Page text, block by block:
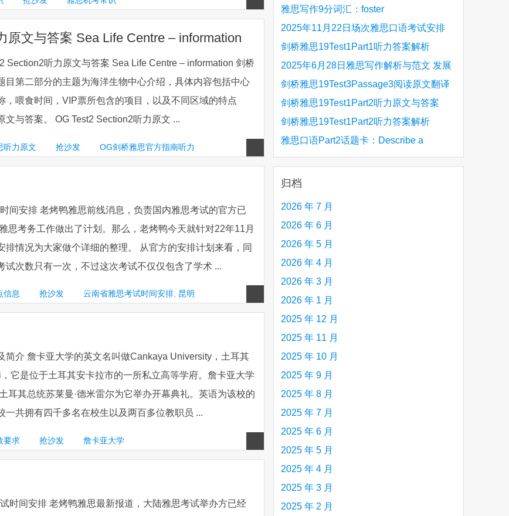
more
文与答案 Sea Life Centre – information
Section2听力原文与答案 Sea Life Centre – information 剑桥
目第二部分的主题为海洋生物中心介绍，具体内容包括中心
，喂食时间，VIP票所包含的项目，以及不同区域的特点
文与答案。 OG Test2 Section2听力原文 ...
听力原文 抢沙发
OG剑桥雅思官方指南听力
more
间安排 老烤鸭雅思前线消息，负责国内雅思考试的官方已
思考务工作做出了计划。那么，老烤鸭今天就针对22年11月
排情况为大家做个详细的整理。 从官方的安排计划来看，同
试次数只有一次，不过这次考试不仅仅包含了学术 ...
信息 抢沙发 云南省雅思考试时间安排, 昆明
more
简介 詹卡亚大学的英文名叫做Cankaya University，土耳其
它是位于土耳其安卡拉市的一所私立高等学府。詹卡亚大学
耳其总统苏莱曼·德米雷尔为它举办开幕典礼。英语为该校的
一共拥有四千多名在校生以及两百多位教职员 ...
要求 抢沙发 詹卡亚大学
more
时间安排 老烤鸭雅思最新报道，大陆雅思考试举办方已经
雅思写作9分词汇：foster
2025年11月22日场次雅思口语考试安排
剑桥雅思19Test1Part1听力答案解析
Hinchingbrooke Country Park
2025年6月28日雅思写作解析与范文 发展
旅游业 手把手带你写高分范文
剑桥雅思19Test3Passage3阅读原文翻译
Is the era of artificial speech translation
upon us 人工智能语言翻译
剑桥雅思19Test1Part2听力原文与答案
Stanthorpe Twinning Association
剑桥雅思19Test1Part2听力答案解析
Stanthorpe Twinning Association
雅思口语Part2话题卡：Describe a
creative person (e.g. an artist, a musician,
etc.) you admire 钦佩的有创造力的人
归档
2026 年 7 月
2026 年 6 月
2026 年 5 月
2026 年 4 月
2026 年 3 月
2026 年 1 月
2025 年 12 月
2025 年 11 月
2025 年 10 月
2025 年 9 月
2025 年 8 月
2025 年 7 月
2025 年 6 月
2025 年 5 月
2025 年 4 月
2025 年 3 月
2025 年 2 月